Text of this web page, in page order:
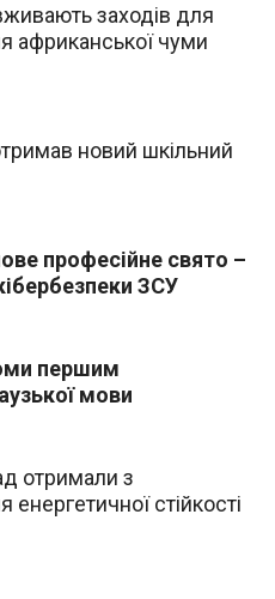
заходів для
африканської чуми
новий шкільний
професійне свято –
ЗСУ
першим
мови
отримали з
стійкості